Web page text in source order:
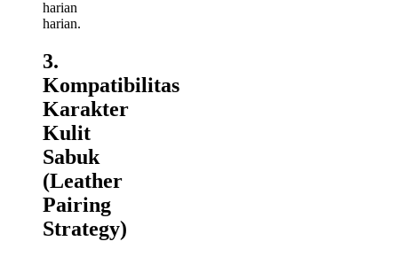
harian
harian.
3.
Kompatibilitas
Karakter
Kulit
Sabuk
(Leather
Pairing
Strategy)